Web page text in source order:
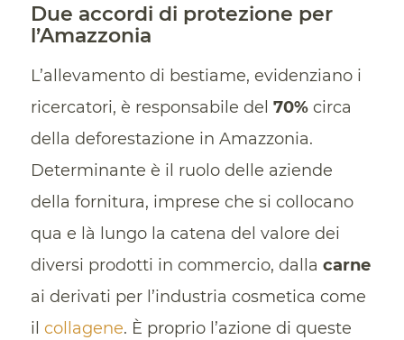
Due accordi di protezione per
l’Amazzonia
L’allevamento di bestiame, evidenziano i
ricercatori, è responsabile del 70%circa
della deforestazione in Amazzonia.
Determinante è il ruolo delle aziende
della fornitura, imprese che si collocano
qua e là lungo la catena del valore dei
diversi prodotti in commercio, dalla carne
ai derivati per l’industria cosmetica come
il collagene. È proprio l’azione di queste